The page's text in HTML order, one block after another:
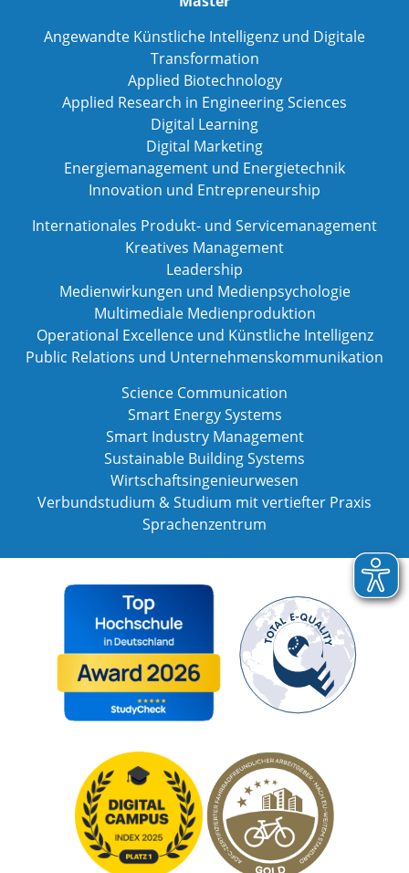
Angewandte Künstliche Intelligenz und Digitale
Transformation
Applied Biotechnology
Applied Research in Engineering Sciences
Digital Learning
Digital Marketing
Energiemanagement und Energietechnik
Innovation und Entrepreneurship
Internationales Produkt- und Servicemanagement
Kreatives Management
Leadership
Medienwirkungen und Medienpsychologie
Multimediale Medienproduktion
Operational Excellence und Künstliche Intelligenz
Public Relations und Unternehmenskommunikation
Science Communication
Smart Energy Systems
Smart Industry Management
Sustainable Building Systems
Wirtschaftsingenieurwesen
Verbundstudium & Studium mit vertiefter Praxis
Sprachenzentrum